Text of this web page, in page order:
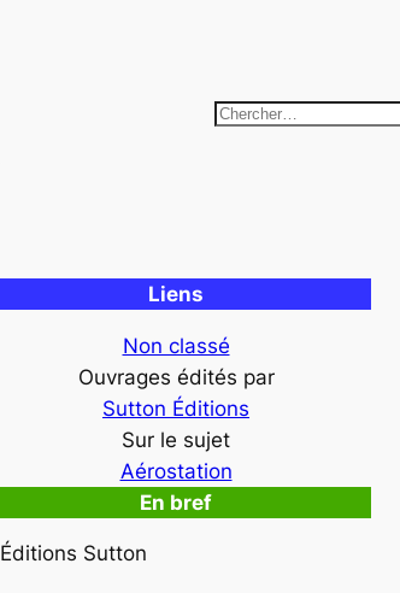
R
r
c
Liens
Non classé
Ouvrages édités par
Sutton Éditions
Sur le sujet
Aérostation
En bref
Éditions Sutton